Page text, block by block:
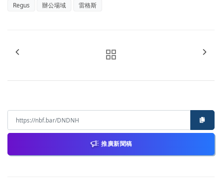
Regus 辦公場域 雷格斯
推廣新聞稿